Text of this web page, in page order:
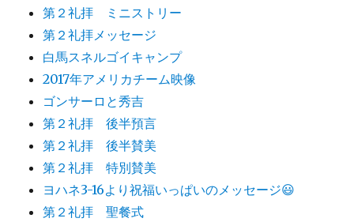
第２礼拝 ミニストリー
第２礼拝メッセージ
白馬スネルゴイキャンプ
2017年アメリカチーム映像
ゴンサーロと秀吉
第２礼拝 後半預言
第２礼拝 後半賛美
第２礼拝 特別賛美
ヨハネ3-16より祝福いっぱいのメッセージ😃
第２礼拝 聖餐式